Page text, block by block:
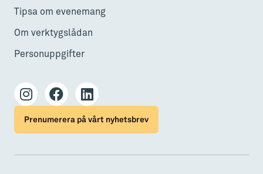
Tipsa om evenemang
Om verktygslådan
Personuppgifter
Prenumerera på vårt nyhetsbrev